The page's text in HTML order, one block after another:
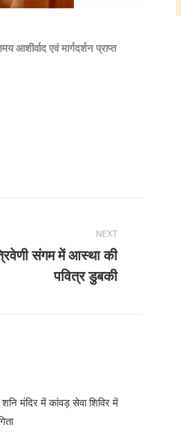
एवं मार्गदर्शन प्राप्त
NEXT
संगम में आस्था की
पवित्र डुबकी
शनि मंदिर में कांवड़ सेवा शिविर में